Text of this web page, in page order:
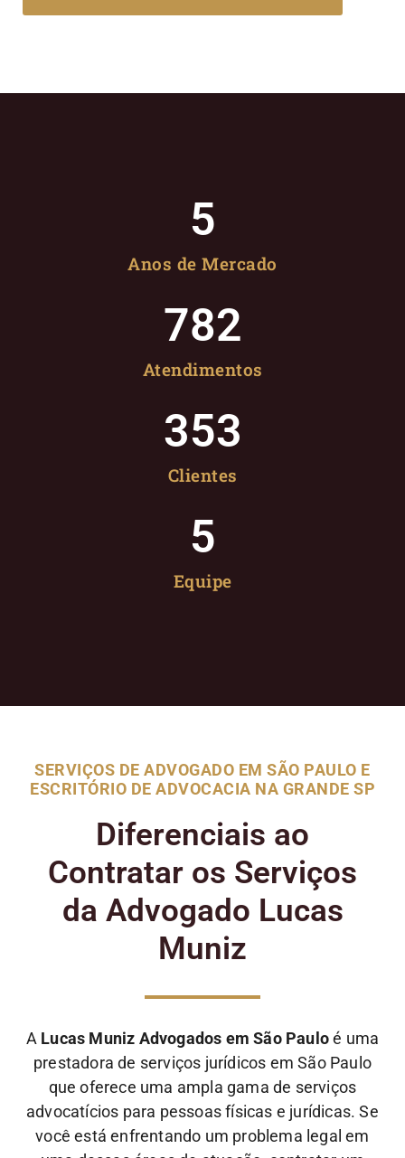
Anos de Mercado
5
Atendimentos
782
Clientes
353
Equipe
5
SERVIÇOS DE ADVOGADO EM SÃO PAULO E
ESCRITÓRIO DE ADVOCACIA NA GRANDE SP
Diferenciais ao
Contratar os Serviços
da Advogado Lucas
Muniz
A Lucas Muniz Advogados em São Pauloé uma
prestadora de serviços jurídicos em São Paulo
que oferece uma ampla gama de serviços
advocatícios para pessoas físicas e jurídicas. Se
você está enfrentando um problema legal em